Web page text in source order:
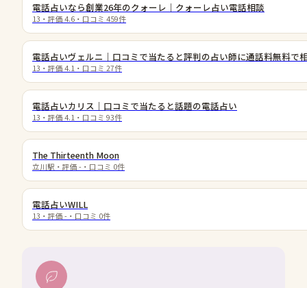
電話占いなら創業26年のクォーレ｜クォーレ占い電話相談
13 ・評価 4.6 ・口コミ 459件
電話占いヴェルニ｜口コミで当たると評判の占い師に通話料無料で
13 ・評価 4.1 ・口コミ 27件
電話占いカリス｜口コミで当たると話題の電話占い
13 ・評価 4.1 ・口コミ 93件
The Thirteenth Moon
立川駅 ・評価 - ・口コミ 0件
電話占いWILL
13 ・評価 - ・口コミ 0件